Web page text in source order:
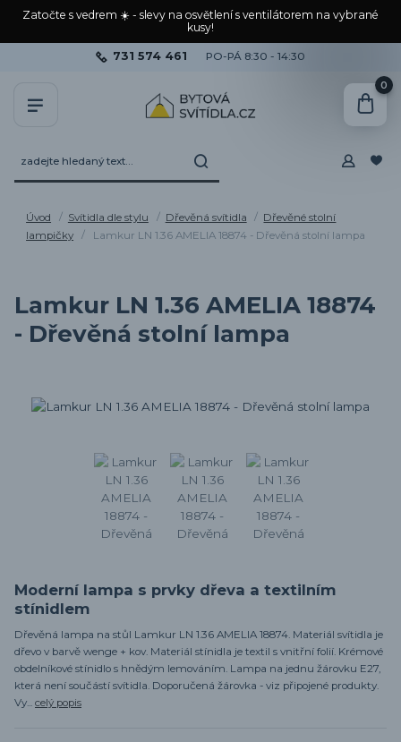
Zatočte s vedrem ☀️ - slevy na osvětlení s ventilátorem na vybrané
kusy!
731 574 461 PO-PÁ 8:30 - 14:30
0
Úvod Svítidla dle stylu Dřevěná svítidla
Dřevěné stolní
lampičky
Lamkur LN 1.36 AMELIA 18874 - Dřevěná stolní lampa
Lamkur LN 1.36 AMELIA 18874
- Dřevěná stolní lampa
Moderní lampa s prvky dřeva a textilním
stínidlem
Dřevěná lampa na stůl Lamkur LN 1.36 AMELIA 18874. Materiál svítidla je
dřevo v barvě wenge + kov. Materiál stínidla je textil s vnitřní folií. Krémové
obdelníkové stínidlo s hnědým lemováním. Lampa na jednu žárovku E27,
která není součástí svítidla. Doporučená žárovka - viz připojené produkty.
Vy... celý popis